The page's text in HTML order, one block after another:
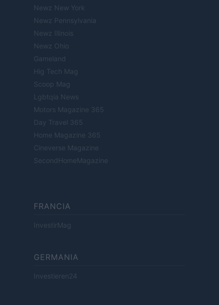
Newz New York
Newz Pennsylvania
Newz Illinois
Newz Ohio
Gameland
Hig Tech Mag
Scoop Mag
Lgbtqia News
Motors Magazine 365
Day Travel 365
Home Magazine 365
Cineverse Magazine
SecondHomeMagazine
FRANCIA
InvestirMag
GERMANIA
Investieren24